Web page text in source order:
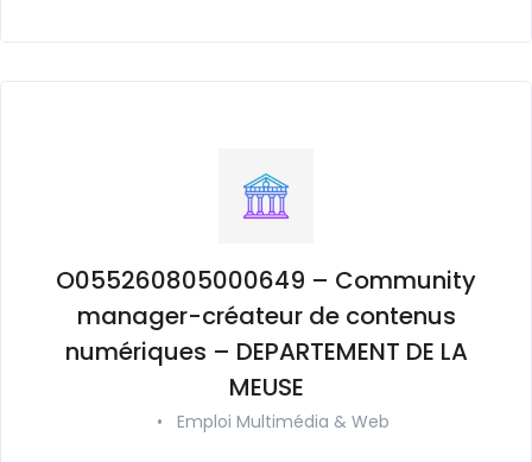
O055260805000649 – Community
manager-créateur de contenus
numériques – DEPARTEMENT DE LA
MEUSE
• Emploi Multimédia & Web